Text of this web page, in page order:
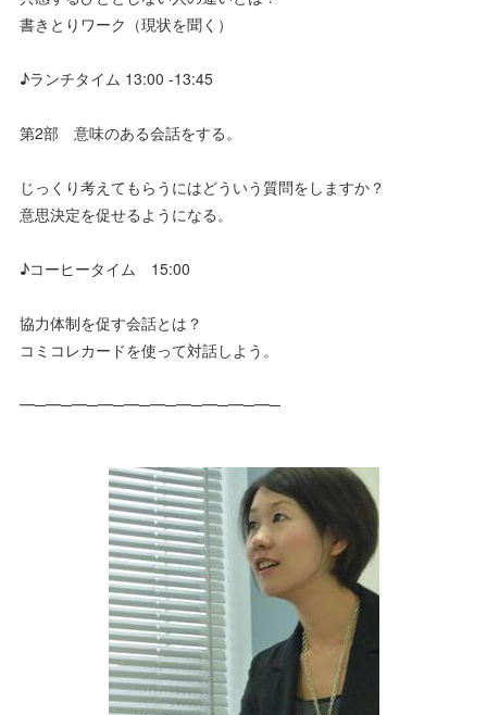
書きとりワーク（現状を聞く）
♪ランチタイム 13:00 -13:45
第2部 意味のある会話をする。
じっくり考えてもらうにはどういう質問をしますか？
意思決定を促せるようになる。
♪コーヒータイム 15:00
協力体制を促す会話とは？
コミコレカードを使って対話しよう。
━─━─━─━─━─━─━─━─━─━─